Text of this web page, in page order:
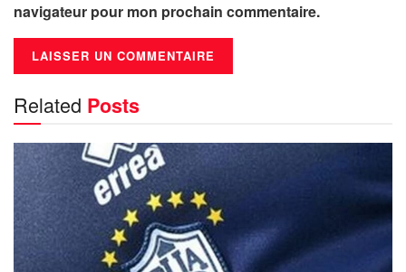
navigateur pour mon prochain commentaire.
Related Posts